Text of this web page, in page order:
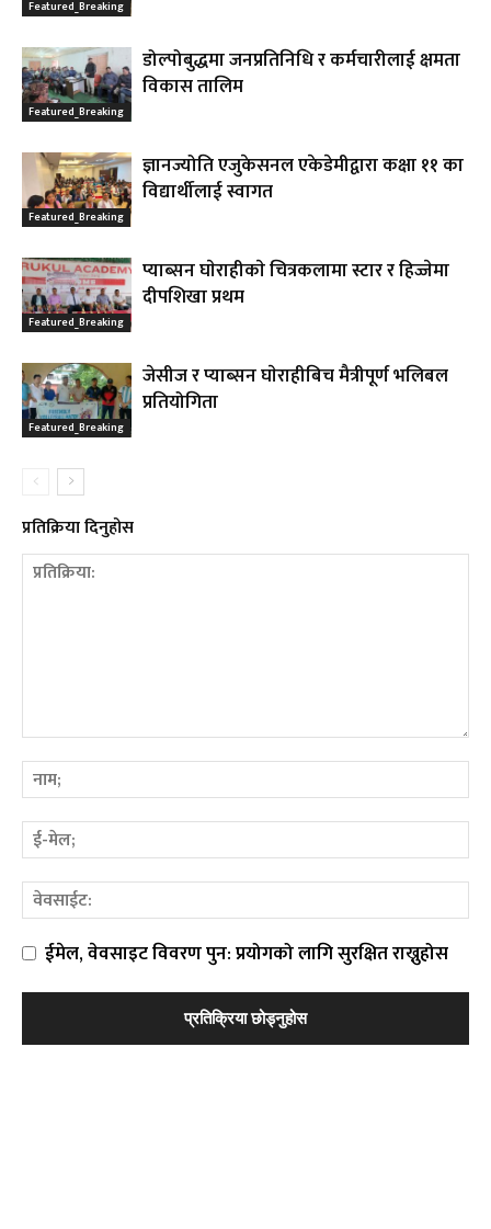
Featured_Breaking
Featured_Breaking
डोल्पोबुद्धमा जनप्रतिनिधि र कर्मचारीलाई क्षमता
विकास तालिम
Featured_Breaking
ज्ञानज्योति एजुकेसनल एकेडेमीद्वारा कक्षा ११ का
विद्यार्थीलाई स्वागत
Featured_Breaking
प्याब्सन घाेराहीकाे चित्रकलामा स्टार र हिज्जेमा
दीपशिखा प्रथम
Featured_Breaking
जेसीज र प्याब्सन घाेराहीबिच मैत्रीपूर्ण भलिबल
प्रतियोगिता
प्रतिक्रिया दिनुहोस
ईमेल, वेवसाइट विवरण पुन: प्रयोगको लागि सुरक्षित राख्नुहोस